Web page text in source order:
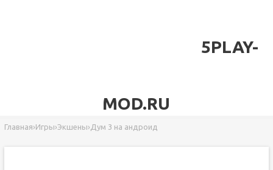
5PLAY-
MOD.RU
Главная›Игры›Экшены› Дум 3 на андроид